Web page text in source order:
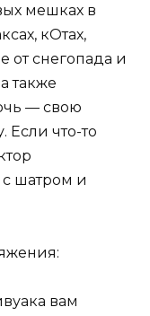
мешках в
кОтах,
от снегопада и
также
— свою
Если что-то
шатром и
вам